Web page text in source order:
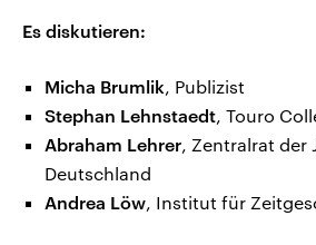
Es diskutieren:
Micha Brumlik, Publizist
Stephan Lehnstaedt, Touro
Abraham Lehrer, Zentralrat der
Deutschland
Andrea Löw, Institut für